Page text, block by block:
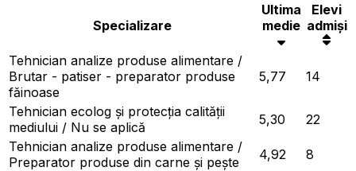
Specializare
Ultima
medie
Elevi
admiși
Tehnician analize produse alimentare /
Brutar - patiser - preparator produse
făinoase
5,77 14
Tehnician ecolog și protecția calității
mediului / Nu se aplică
5,30
22
Tehnician analize produse alimentare /
Preparator produse din carne și pește
4,92 8